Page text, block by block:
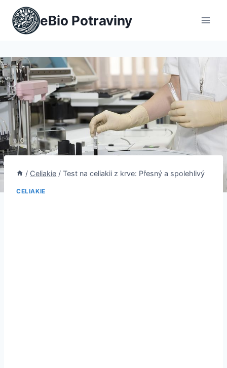
Přeskočit
obsah
eBio Potraviny
/ Celiakie / Test na celiakii z krve: Přesný a spolehlivý
CELIAKIE